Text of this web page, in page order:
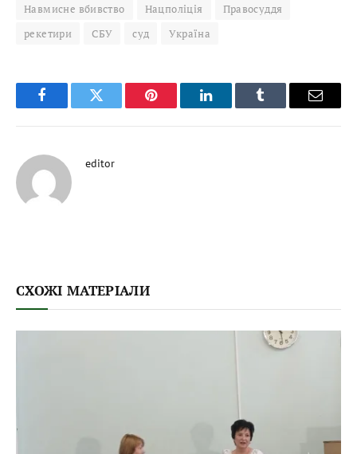
Навмисне вбивство
Нацполіція
Правосуддя
рекетири
СБУ суд Україна
FacebookTwitter Pinterest LinkedInTumblr Email
editor
СХОЖІ МАТЕРІАЛИ